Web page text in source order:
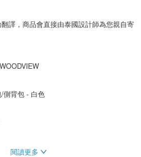
譯，商品會直接由泰國設計師為您親自寄
側背包 - 白色
閱讀更多